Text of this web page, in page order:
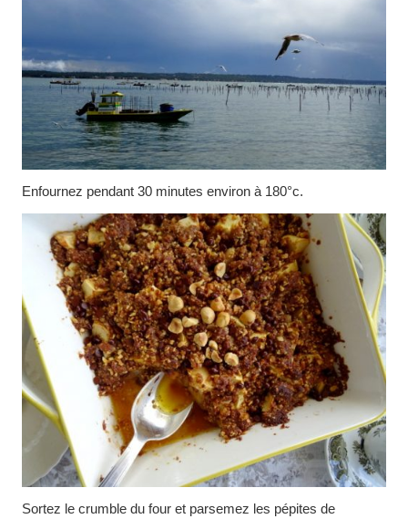
Enfournez pendant 30 minutes environ à 180°c.
Sortez le crumble du four et parsemez les pépites de